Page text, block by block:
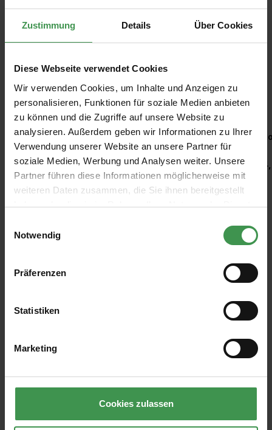
Zustimmung Details Über Cookies
Diese Webseite verwendet Cookies
Wir verwenden Cookies, um Inhalte und Anzeigen zu
personalisieren, Funktionen für soziale Medien anbieten
zu können und die Zugriffe auf unsere Website zu
analysieren. Außerdem geben wir Informationen zu Ihrer
Verwendung unserer Website an unsere Partner für
soziale Medien, Werbung und Analysen weiter. Unsere
Partner führen diese Informationen möglicherweise mit
weiteren Daten zusammen, die Sie ihnen bereitgestellt
haben oder die sie im Rahmen Ihrer Nutzung der Dienste
Notwendig
Präferenzen
Statistiken
Marketing
Cookies zulassen
Empfohlenes Zubehör
Produktgalerie überspringen
Kleisterroller
6,97 €
E-Mail-Adresse*
Ich habe dieDatenschutzbestimmungenzur Kenntnis